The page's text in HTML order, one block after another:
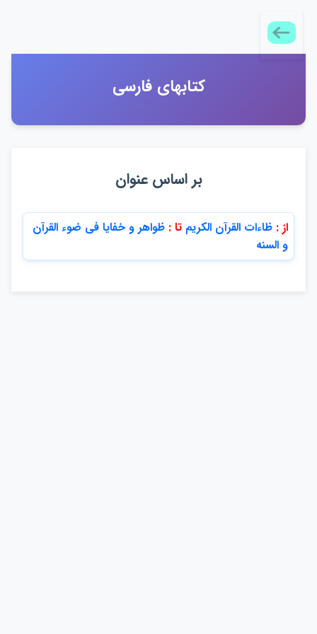
كتابهاي فارسي
بر اساس عنوان
از : ظاءات القرآن الكريم تا : ظواهر و خفايا في ضوء القرآن
و السنه